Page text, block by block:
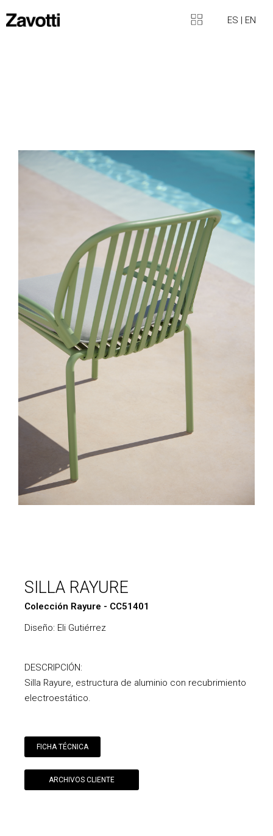
ES | EN
SILLA RAYURE
Colección Rayure - CC51401
Diseño: Eli Gutiérrez
DESCRIPCIÓN:
Silla Rayure, estructura de aluminio con recubrimiento
electroestático.
FICHA TÉCNICA
ARCHIVOS CLIENTE